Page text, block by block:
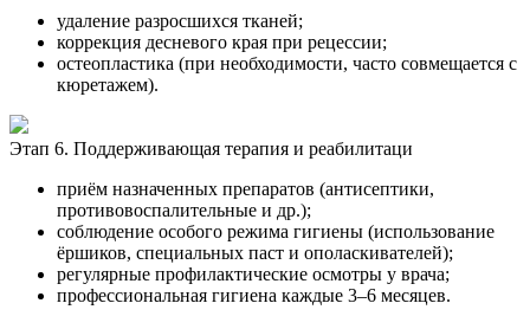
удаление разросшихся тканей;
коррекция десневого края при рецессии;
остеопластика (при необходимости, часто совмещается с
кюретажем).
Этап 6. Поддерживающая терапия и реабилитаци
приём назначенных препаратов (антисептики,
противовоспалительные и др.);
соблюдение особого режима гигиены (использование
ёршиков, специальных паст и ополаскивателей);
регулярные профилактические осмотры у врача;
профессиональная гигиена каждые 3–6 месяцев.